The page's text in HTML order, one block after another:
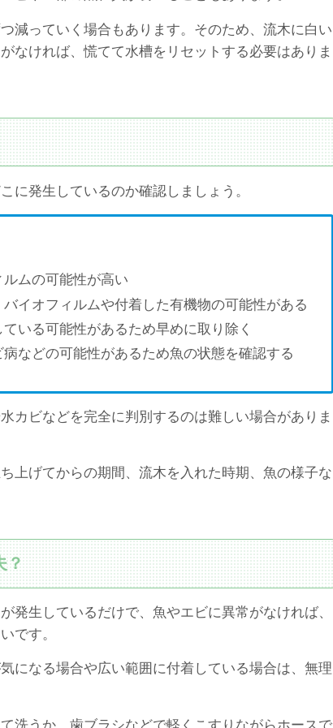
減っていく場合もあります。そのため、流木に白い
なければ、慌てて水槽をリセットする必要はありま
に発生しているのか確認しましょう。
ムの可能性が高い
バイオフィルムや付着した有機物の可能性がある
ている可能性があるため早めに取り除く
病などの可能性があるため魚の状態を確認する
カビなどを完全に判別するのは難しい場合がありま
上げてからの期間、流木を入れた時期、魚の様子な
？
発生しているだけで、魚やエビに異常がなければ、
です。
になる場合や広い範囲に付着している場合は、無理